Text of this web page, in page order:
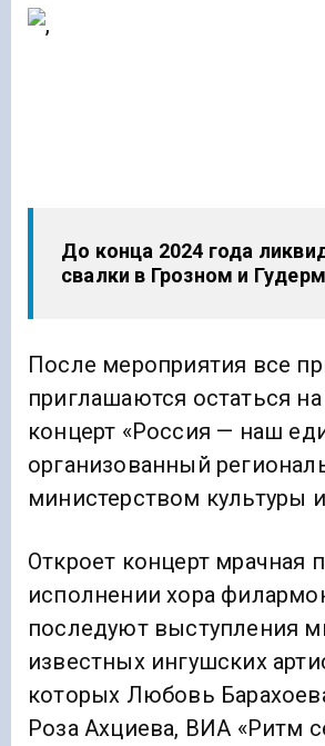
До конца 2024 года
свалки в Грозном и
После мероприятия все
приглашаются остаться
концерт «Россия — наш
организованный
министерством культуры
Откроет концерт мрачная
исполнении хора
последуют выступления
известных ингушских
которых Любовь
Роза Ахциева, ВИА «Ритм